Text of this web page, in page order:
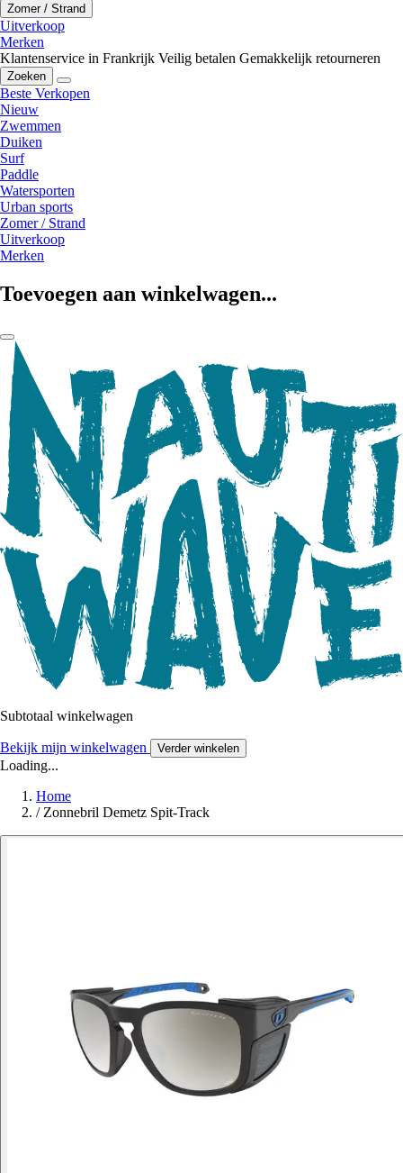
Zomer / Strand
Uitverkoop
Merken
Klantenservice in Frankrijk Veilig betalen Gemakkelijk retourneren
Zoeken
Beste Verkopen
Nieuw
Zwemmen
Duiken
Surf
Paddle
Watersporten
Urban sports
Zomer / Strand
Uitverkoop
Merken
Toevoegen aan winkelwagen...
Subtotaal winkelwagen
Bekijk mijn winkelwagen Verder winkelen
Loading...
Home
/ Zonnebril Demetz Spit-Track